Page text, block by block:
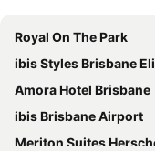
Royal On The Park
ibis Styles Brisbane
Amora Hotel Brisbane
ibis Brisbane Airport
Meriton Suites Herschel Street,